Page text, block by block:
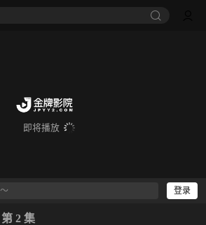
即将播放
登录
第 2 集